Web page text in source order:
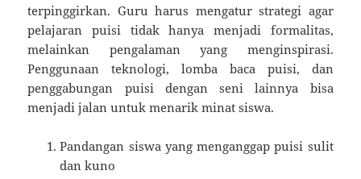
terpinggirkan. Guru harus mengatur strategi agar
pelajaran puisi tidak hanya menjadi formalitas,
melainkan pengalaman yang menginspirasi.
Penggunaan teknologi, lomba baca puisi, dan
penggabungan puisi dengan seni lainnya bisa
menjadi jalan untuk menarik minat siswa.
Pandangan siswa yang menganggap puisi sulit
dan kuno